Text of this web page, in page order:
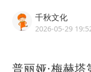
千秋文化
2026-05-29
普丽娅·梅赫塔